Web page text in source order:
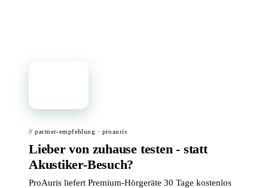
// partner-empfehlung · proauris
Lieber von zuhause testen - statt
Akustiker-Besuch?
ProAuris liefert Premium-Hörgeräte 30 Tage kostenlos